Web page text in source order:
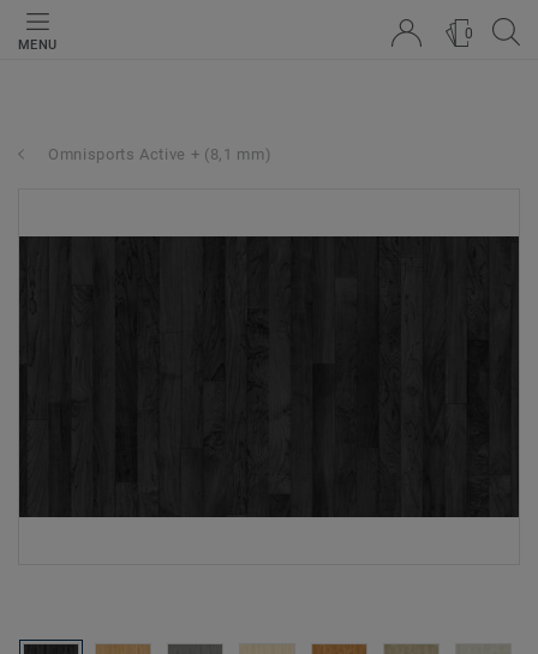
MENU
0
Omnisports Active + (8,1 mm)